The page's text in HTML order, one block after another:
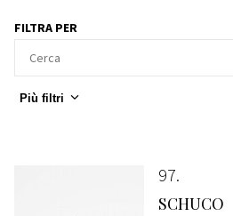
FILTRA PER
Più filtri
97
SCHUCO